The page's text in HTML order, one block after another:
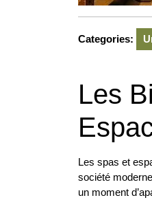
Categories:
Les
Les spas et
société
un moment